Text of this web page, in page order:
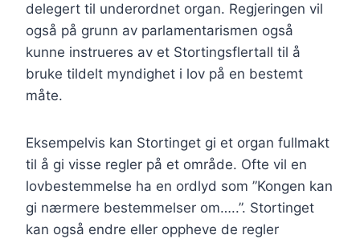
delegert til underordnet organ. Regjeringen vil
også på grunn av parlamentarismen også
kunne instrueres av et Stortingsflertall til å
bruke tildelt myndighet i lov på en bestemt
måte.
Eksempelvis kan Stortinget gi et organ fullmakt
til å gi visse regler på et område. Ofte vil en
lovbestemmelse ha en ordlyd som ”Kongen kan
gi nærmere bestemmelser om…..”. Stortinget
kan også endre eller oppheve de regler